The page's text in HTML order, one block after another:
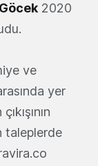
Göcek 2020
ve
yer
taleplerde